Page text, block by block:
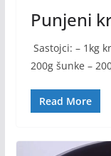
Punjeni
Sastojci: – 1kg
200g šunke –
Read More